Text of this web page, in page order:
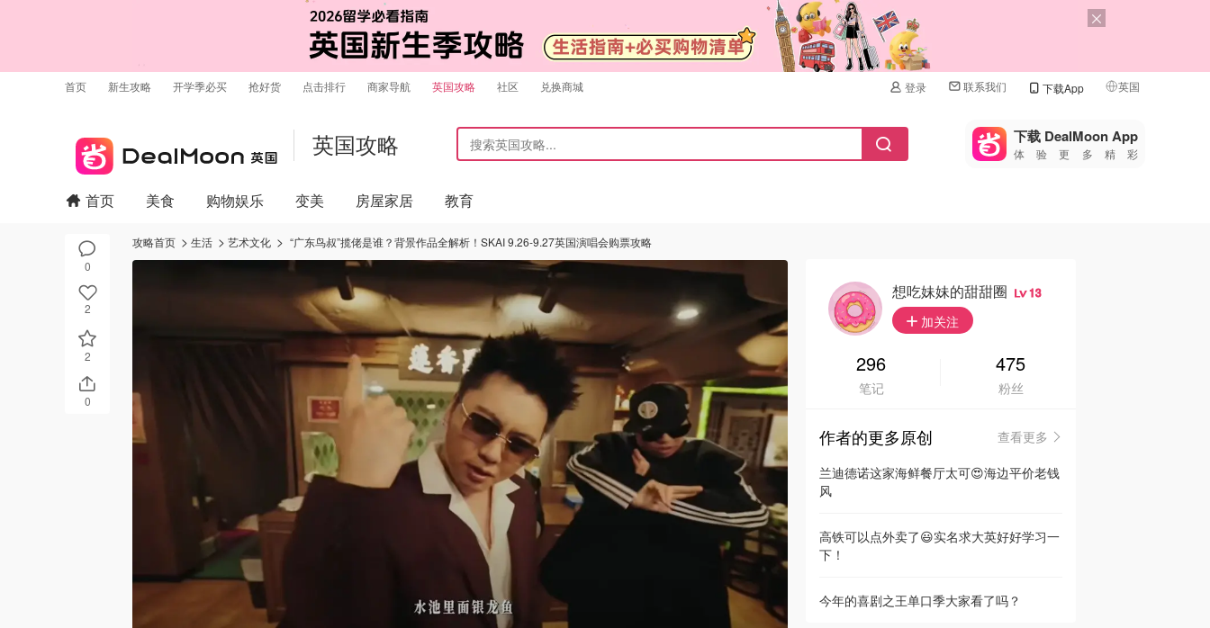
首页 新生攻略 开学季必买 抢好货 点击排行 商家导航 英国攻略 社区 兑换商城 登录 联系我们 下载App 英国
🇺🇸
🇨🇳 中国
🇩🇪
🇮🇹
🇦🇺
🇳🇿新西兰
英国攻略 下载 DealMoon App
体验更多精彩
0
2
2
0
首页 美食 购物娱乐 变美 房屋家居 教育
攻略首页 生活 艺术文化 “广东鸟叔”揽佬是谁？背景作品全解析！SKAI 9.26-9.27英国演唱会购票攻略
想吃妹妹的甜甜圈 13
加关注
296
笔记
475
粉丝
作者的更多原创
查看更多
兰迪德诺这家海鲜餐厅太可😍海边平价老钱
风
高铁可以点外卖了😃实名求大英好好学习一
下！
今年的喜剧之王单口季大家看了吗？